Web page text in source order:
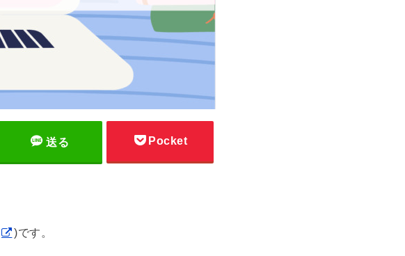
送る Pocket
)です。